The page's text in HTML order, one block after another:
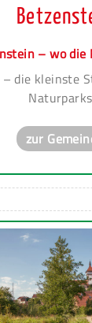
– wo
die kleinste
zur